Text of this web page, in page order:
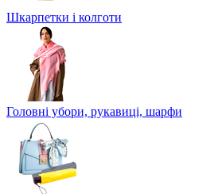
Шкарпетки і колготи
Головні убори, рукавиці, шарфи